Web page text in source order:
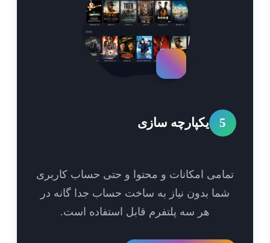
یکپارچه سازی
امکانات و محتوا و حتی حساب کاربری
بدون نیاز به ساخت حساب جدا گانه در
هر سه پلتفرم قابل استفاده است.